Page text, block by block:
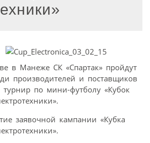
в Манеже СК «Спартак» пройдут
производителей и поставщиков
по мини-футболу «Кубок
заявочной кампании «Кубка